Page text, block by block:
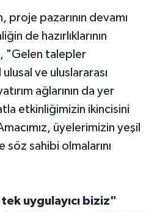
proje pazarının devamı
de hazırlıklarının
"Gelen talepler
ve uluslararası
ağlarının da yer
etkinliğimizin ikincisini
üyelerimizin yeşil
sahibi olmalarını
uygulayıcı biziz"